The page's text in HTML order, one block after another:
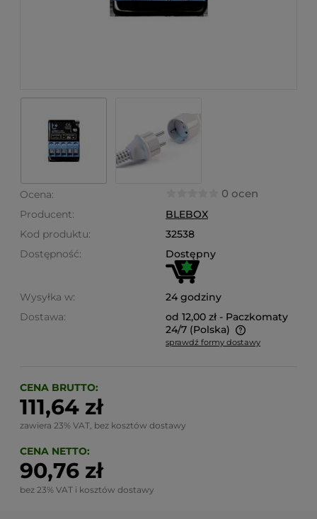
Ocena: 0 ocen
Producent:
BLEBOX
Kod produktu:
32538
Dostępność:
Dostępny
Wysyłka w:
24 godziny
Dostawa:
od 12,00 zł - Paczkomaty
24/7 (Polska)
Cena nie zawiera ewentualnych kosztów płatności
sprawdź formy dostawy
CENA BRUTTO:
111,64 zł
zawiera 23% VAT, bez kosztów dostawy
CENA NETTO:
90,76 zł
bez 23% VAT i kosztów dostawy